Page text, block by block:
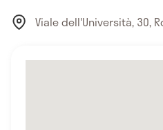
Viale dell'Università, 30,